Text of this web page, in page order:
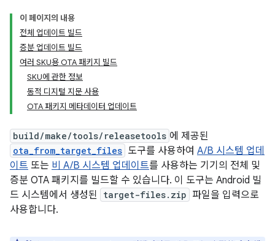
이 페이지의 내용
전체 업데이트 빌드
증분 업데이트 빌드
여러 SKU용 OTA 패키지 빌드
SKU에 관한 정보
동적 디지털 지문 사용
OTA 패키지 메타데이터 업데이트
build/make/tools/releasetools 에 제공된
ota_from_target_files 도구를 사용하여 A/B 시스템 업데
이트 또는 비 A/B 시스템 업데이트를 사용하는 기기의 전체 및
증분 OTA 패키지를 빌드할 수 있습니다. 이 도구는 Android 빌
드 시스템에서 생성된 target-files.zip 파일을 입력으로
사용합니다.